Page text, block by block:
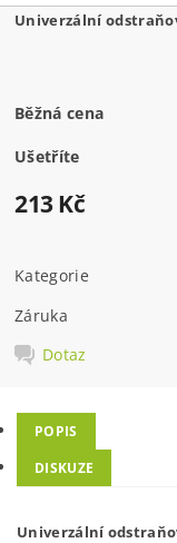
Univerzální
Běžná cena
Ušetříte
213 Kč
Kategorie
Záruka
Dotaz
POPIS
DISKUZE
Univerzální